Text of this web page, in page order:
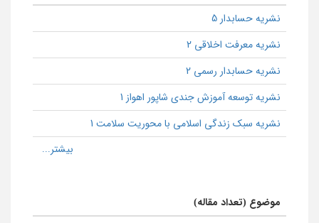
نشریه حسابدار 5
نشریه معرفت اخلاقی 2
نشریه حسابدار رسمی 2
نشریه توسعه آموزش جندی شاپور اهواز 1
نشریه سبک زندگی اسلامی با محوریت سلامت 1
موضوع (تعداد مقاله)